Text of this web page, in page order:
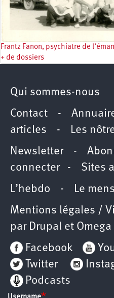
Frantz Fanon, psychiatre de
+ de dossiers
Qui sommes-nous
Contact -
articles -
Les
Newsletter-
connecter- Sites
L’hebdo -
Le
Mentions légales /
par Drupal et Omega
Facebook
Twitter
Podcasts